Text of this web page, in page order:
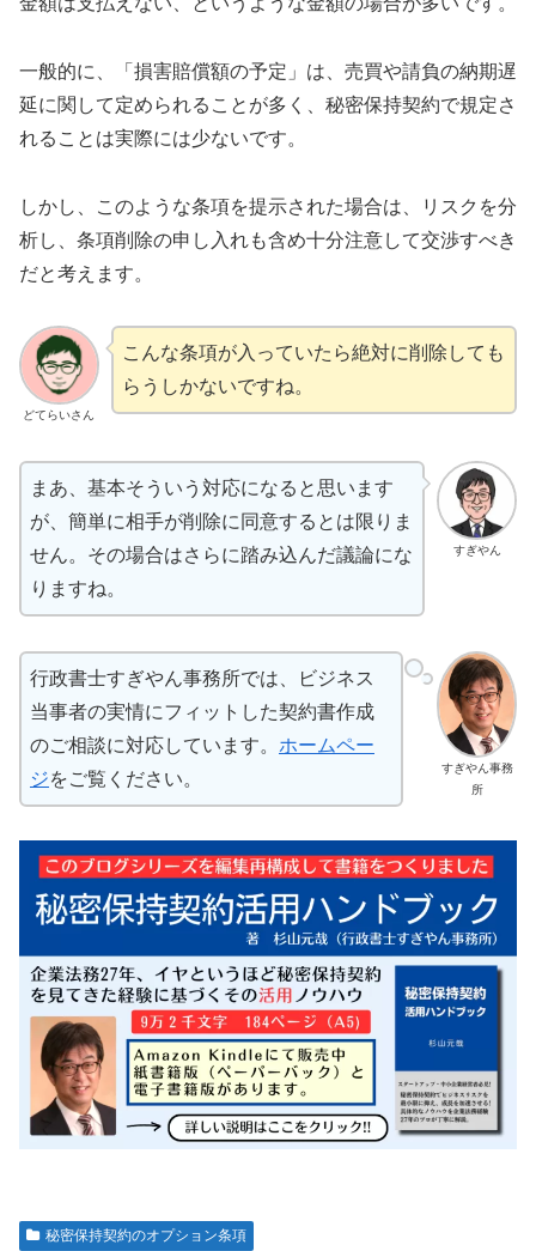
一般的に、「損害賠償額の予定」は、売買や請負の納期遅
延に関して定められることが多く、秘密保持契約で規定さ
れることは実際には少ないです。
しかし、このような条項を提示された場合は、リスクを分
析し、条項削除の申し入れも含め十分注意して交渉すべき
だと考えます。
どてらいさん
こんな条項が入っていたら絶対に削除しても
らうしかないですね。
すぎやん
まあ、基本そういう対応になると思います
が、簡単に相手が削除に同意するとは限りま
せん。その場合はさらに踏み込んだ議論にな
りますね。
すぎやん事務
所
行政書士すぎやん事務所では、ビジネス
当事者の実情にフィットした契約書作成
のご相談に対応しています。 ホームペー
ジをご覧ください。
秘密保持契約のオプション条項